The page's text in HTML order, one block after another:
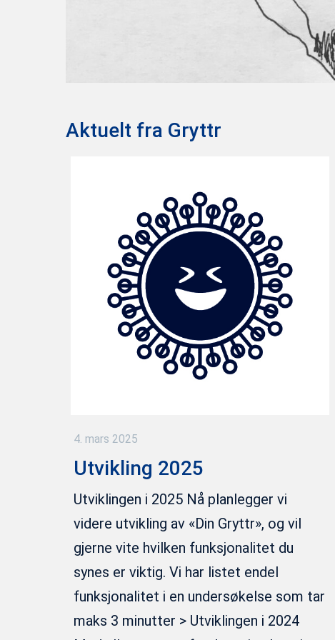
Aktuelt fra Gryttr
4. mars 2025
Utvikling 2025
Utviklingen i 2025 Nå planlegger vi
videre utvikling av «Din Gryttr», og vil
gjerne vite hvilken funksjonalitet du
synes er viktig. Vi har listet endel
funksjonalitet i en undersøkelse som tar
maks 3 minutter > Utviklingen i 2024